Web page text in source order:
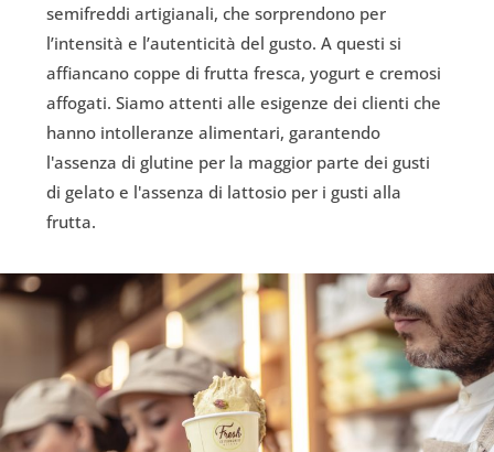
semifreddi artigianali, che sorprendono per
l’intensità e l’autenticità del gusto. A questi si
affiancano coppe di frutta fresca, yogurt e cremosi
affogati. Siamo attenti alle esigenze dei clienti che
hanno intolleranze alimentari, garantendo
l'assenza di glutine per la maggior parte dei gusti
di gelato e l'assenza di lattosio per i gusti alla
frutta.